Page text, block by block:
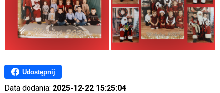
Udostępnij
Data dodania: 2025-12-22 15:25:04